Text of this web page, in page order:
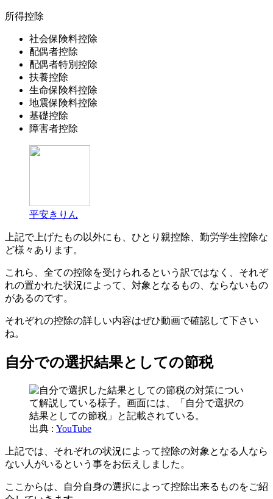
所得控除
社会保険料控除
配偶者控除
配偶者特別控除
扶養控除
生命保険料控除
地震保険料控除
基礎控除
障害者控除
平安きりん
上記で上げたもの以外にも、ひとり親控除、勤労学生控除な
ど様々あります。
これら、全ての控除を受けられるという訳ではなく、それぞ
れの置かれた状況によって、対象となるもの、ならないもの
があるのです。
それぞれの控除の詳しい内容はぜひ動画で確認して下さい
ね。
自分での選択結果としての節税
出典 : YouTube
上記では、それぞれの状況によって控除の対象となる人なら
ない人がいるという事をお伝えしました。
ここからは、自分自身の選択によって控除出来るものをご紹